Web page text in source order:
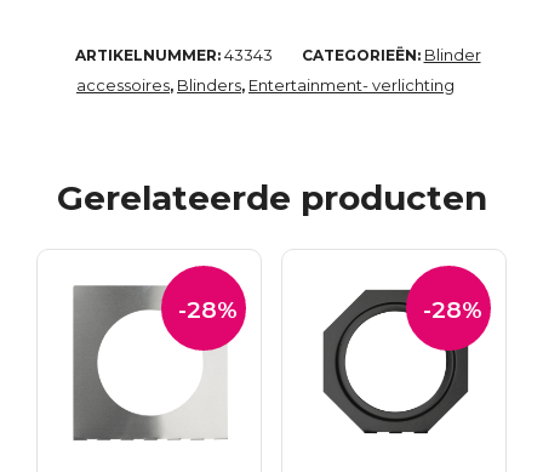
ARTIKELNUMMER: 43343 CATEGORIEËN: Blinder
accessoires, Blinders, Entertainment- verlichting
Gerelateerde producten
-28% -28%